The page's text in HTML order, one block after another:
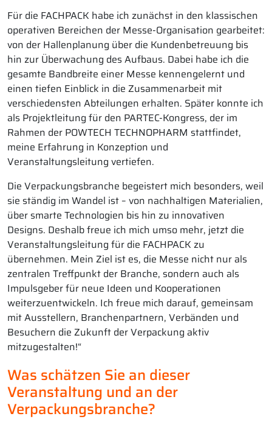
Für die FACHPACK habe ich zunächst in den klassischen
operativen Bereichen der Messe-Organisation gearbeitet:
von der Hallenplanung über die Kundenbetreuung bis
hin zur Überwachung des Aufbaus. Dabei habe ich die
gesamte Bandbreite einer Messe kennengelernt und
einen tiefen Einblick in die Zusammenarbeit mit
verschiedensten Abteilungen erhalten. Später konnte ich
als Projektleitung für den PARTEC-Kongress, der im
Rahmen der POWTECH TECHNOPHARM stattfindet,
meine Erfahrung in Konzeption und
Veranstaltungsleitung vertiefen.
Die Verpackungsbranche begeistert mich besonders, weil
sie ständig im Wandel ist – von nachhaltigen Materialien,
über smarte Technologien bis hin zu innovativen
Designs. Deshalb freue ich mich umso mehr, jetzt die
Veranstaltungsleitung für die FACHPACK zu
übernehmen. Mein Ziel ist es, die Messe nicht nur als
zentralen Treffpunkt der Branche, sondern auch als
Impulsgeber für neue Ideen und Kooperationen
weiterzuentwickeln. Ich freue mich darauf, gemeinsam
mit Ausstellern, Branchenpartnern, Verbänden und
Besuchern die Zukunft der Verpackung aktiv
mitzugestalten!“
Was schätzen Sie an dieser
Veranstaltung und an der
Verpackungsbranche?